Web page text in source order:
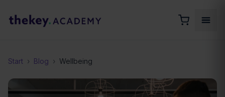
Start › Blog › Wellbeing